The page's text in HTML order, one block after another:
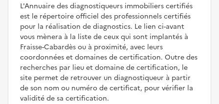
L'Annuaire des diagnostiqueurs immobiliers certifiés
est le répertoire officiel des professionnels certifiés
pour la réalisation de diagnostics. Le lien ci-avant
vous mènera à la liste de ceux qui sont implantés à
Fraisse-Cabardès ou à proximité, avec leurs
coordonnées et domaines de certification. Outre des
recherches par lieu et domaine de certification, le
site permet de retrouver un diagnostiqueur à partir
de son nom ou numéro de certificat, pour vérifier la
validité de sa certification.